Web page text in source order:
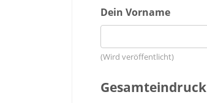
Dein Vorname
(Wird veröffentlicht)
Gesamteindruck